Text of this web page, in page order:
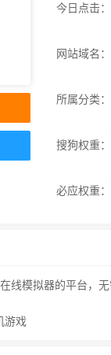
今日点击
网站域名
所属分类：
搜狗权重：
必应权重：
线模拟器的平台，
游戏